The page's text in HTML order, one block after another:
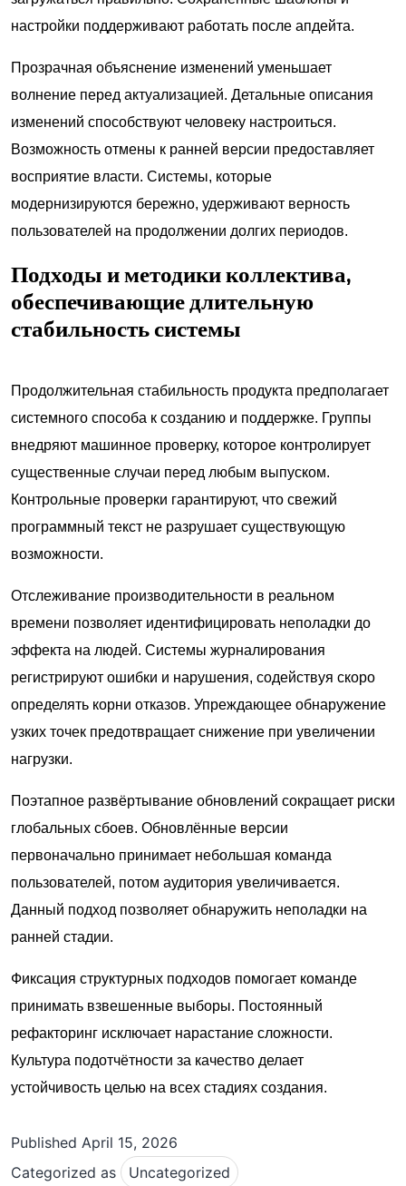
настройки поддерживают работать после апдейта.
Прозрачная объяснение изменений уменьшает
волнение перед актуализацией. Детальные описания
изменений способствуют человеку настроиться.
Возможность отмены к ранней версии предоставляет
восприятие власти. Системы, которые
модернизируются бережно, удерживают верность
пользователей на продолжении долгих периодов.
Подходы и методики коллектива,
обеспечивающие длительную
стабильность системы
Продолжительная стабильность продукта предполагает
системного способа к созданию и поддержке. Группы
внедряют машинное проверку, которое контролирует
существенные случаи перед любым выпуском.
Контрольные проверки гарантируют, что свежий
программный текст не разрушает существующую
возможности.
Отслеживание производительности в реальном
времени позволяет идентифицировать неполадки до
эффекта на людей. Системы журналирования
регистрируют ошибки и нарушения, содействуя скоро
определять корни отказов. Упреждающее обнаружение
узких точек предотвращает снижение при увеличении
нагрузки.
Поэтапное развёртывание обновлений сокращает риски
глобальных сбоев. Обновлённые версии
первоначально принимает небольшая команда
пользователей, потом аудитория увеличивается.
Данный подход позволяет обнаружить неполадки на
ранней стадии.
Фиксация структурных подходов помогает команде
принимать взвешенные выборы. Постоянный
рефакторинг исключает нарастание сложности.
Культура подотчётности за качество делает
устойчивость целью на всех стадиях создания.
Published April 15, 2026
Categorized as
Uncategorized